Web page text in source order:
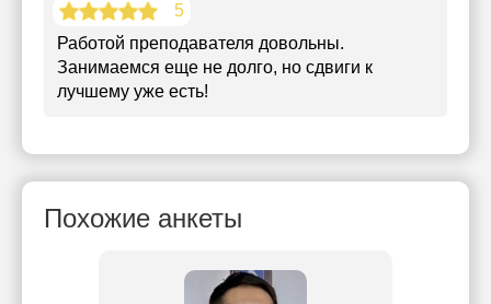
5
Работой преподавателя довольны.
Занимаемся еще не долго, но сдвиги к
лучшему уже есть!
Похожие анкеты